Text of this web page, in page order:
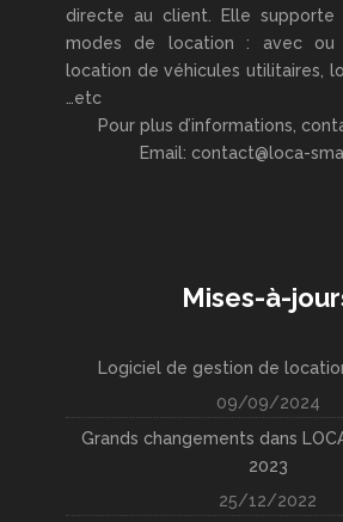
directe au client. Elle supporte
modes de location : avec ou
location de véhicules utilitaires,
…etc
Pour plus d’informations,
Email: contact@loca-
Mises-à-
Logiciel de gestion de
09/09/2024
Grands changements dans
2023
25/12/2022